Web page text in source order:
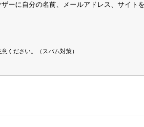
ーに自分の名前、メールアドレス、サイトを
ください。（スパム対策）